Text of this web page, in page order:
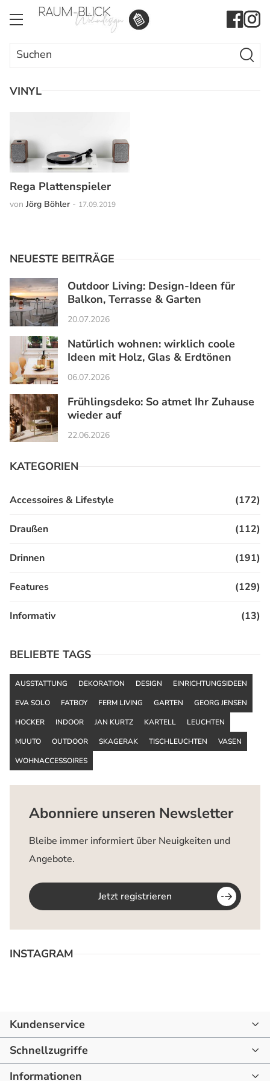
Search
for:
Search
VINYL
Rega Plattenspieler
von Jörg Böhler - 17.09.2019
NEUESTE BEITRÄGE
Outdoor Living: Design-Ideen für
Balkon, Terrasse & Garten
20.07.2026
Natürlich wohnen: wirklich coole
Ideen mit Holz, Glas & Erdtönen
06.07.2026
Frühlingsdeko: So atmet Ihr Zuhause
wieder auf
22.06.2026
KATEGORIEN
Accessoires & Lifestyle (172)
Draußen (112)
Drinnen (191)
Features (129)
Informativ (13)
BELIEBTE TAGS
AUSSTATTUNG DEKORATION DESIGN
EINRICHTUNGSIDEEN
EVA SOLO
FATBOY FERM LIVING GARTEN
GEORG JENSEN
HOCKER
INDOOR JAN KURTZ KARTELL
LEUCHTEN
MUUTO
OUTDOOR SKAGERAK TISCHLEUCHTEN
VASEN
WOHNACCESSOIRES
Abonniere unseren Newsletter
Bleibe immer informiert über Neuigkeiten und
Angebote.
Jetzt registrieren
INSTAGRAM
Kundenservice
07144 - 866190
mail@raum-blick.de
Schnellzugriffe
Startseite
Informationen